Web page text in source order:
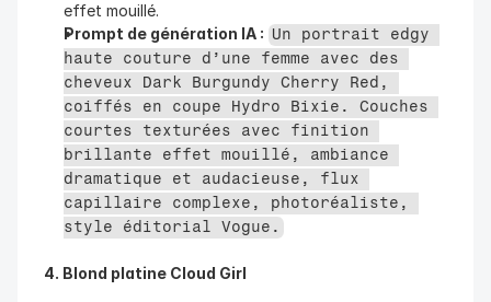
effet mouillé.
Prompt de génération IA : Un portrait edgy
haute couture d’une femme avec des
cheveux Dark Burgundy Cherry Red,
coiffés en coupe Hydro Bixie. Couches
courtes texturées avec finition
brillante effet mouillé, ambiance
dramatique et audacieuse, flux
capillaire complexe, photoréaliste,
style éditorial Vogue.
4. Blond platine Cloud Girl